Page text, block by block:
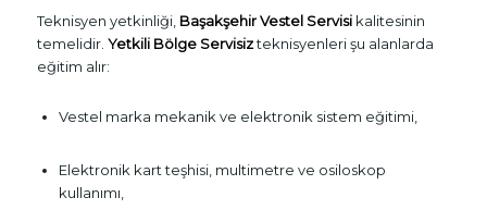
Teknisyen yetkinliği, Başakşehir Vestel Servisikalitesinin
temelidir. Yetkili Bölge Servisizteknisyenleri şu alanlarda
eğitim alır:
Vestel marka mekanik ve elektronik sistem eğitimi,
Elektronik kart teşhisi, multimetre ve osiloskop
kullanımı,